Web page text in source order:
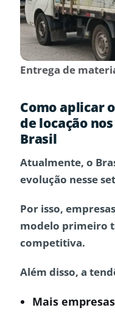
Entrega de
Como aplicar
de locação
Brasil
Atualmente, o
evolução nesse
Por isso,
modelo primeiro
competitiva.
Além disso, a
Mais